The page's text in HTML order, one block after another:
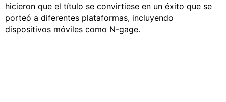
hicieron que el título se convirtiese en un éxito que se
porteó a diferentes plataformas, incluyendo
dispositivos móviles como N-gage.